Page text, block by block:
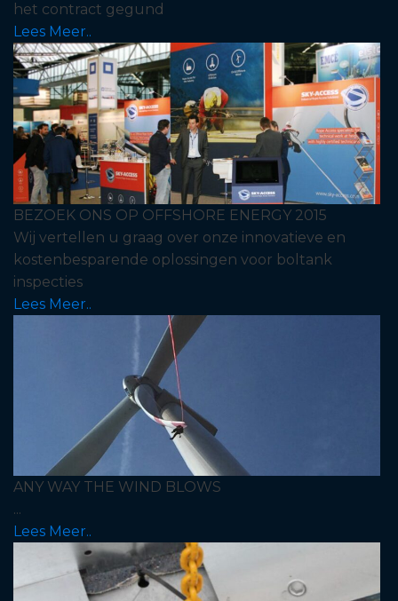
het contract gegund
Lees Meer..
BEZOEK ONS OP OFFSHORE ENERGY 2015
Wij vertellen u graag over onze innovatieve en
kostenbesparende oplossingen voor boltank
inspecties
Lees Meer..
ANY WAY THE WIND BLOWS
...
Lees Meer..